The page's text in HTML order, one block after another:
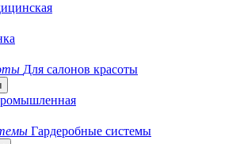
Для салонов красоты
Гардеробные системы